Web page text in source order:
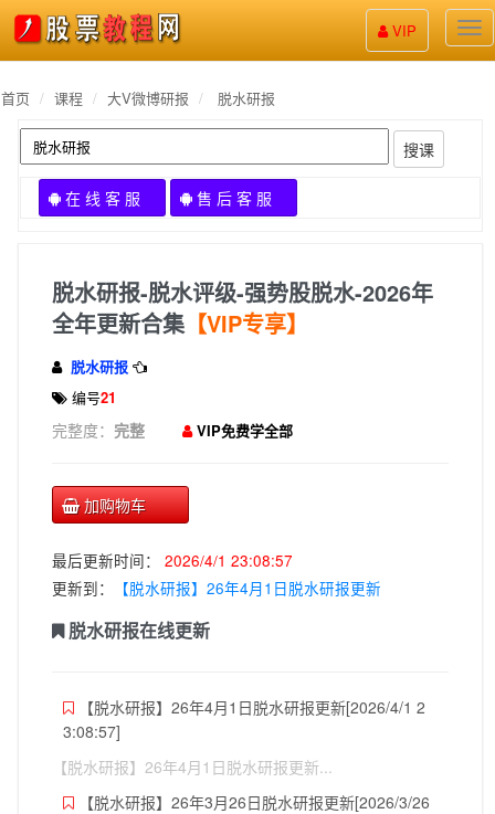
股
票
VIP
首页 课程 大V微博研报 脱水研报
搜课
在 线 客 服 售 后 客 服
脱水研报-脱水评级-强势股脱水-2026年
全年更新合集【VIP专享】
脱水研报
编号21
完整度： 完整 VIP免费学全部
加购物车
最后更新时间： 2026/4/1 23:08:57
更新到：
【脱水研报】26年4月1日脱水研报更新
脱水研报在线更新
【脱水研报】26年4月1日脱水研报更新[2026/4/1 2
3:08:57]
【脱水研报】26年4月1日脱水研报更新...
【脱水研报】26年3月26日脱水研报更新[2026/3/26